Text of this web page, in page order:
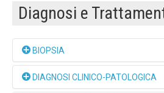
Diagnosi e
BIOPSIA
I pazienti che presentano una
DIAGNOSI CLINICO-PATOLOGICA